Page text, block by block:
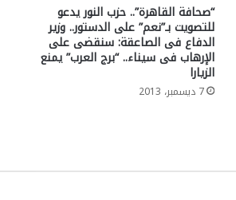
“صحافة القاهرة”.. حزب النور يدعو
للتصويت بـ”نعم” على الدستور.. وزير
الدفاع فى الصاعقة: سنقضى على
الإرهاب فى سيناء.. “برج العرب” يمنع
الزيارا
7 ديسمبر، 2013